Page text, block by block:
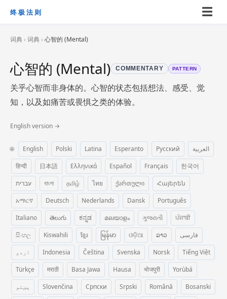
终极法则 ☰
词典 › 词典 › 心智的 (Mental)
心智的 (Mental) COMMENTARY PATTERN
关乎心智而非身体的。心智的状态包括想法、感受、觉
知，以及如痛苦或畏惧之类的体验。
English version →
🌐 English Polski Latina Esperanto Русский
العربية
हिन्दी
日本語 Ελληνικά Español Français
한국어
עברית
বাংলা தமிழ் ไทย ქართული
Հայերեն
አማርኛ
Deutsch Nederlands Dansk
Português
Italiano
తెలుగు ಕನ್ನಡ മലയാളം ગુજરાતી
ਪੰਜਾਬੀ
සිංහල
Kiswahili ខ្មែរ မြန်မာ ଓଡ଼ିଆ ລາວ
فارسی
اردو
Indonesia Čeština Svenska Norsk
Tiếng Việt
Türkçe
मराठी Basa Jawa Hausa भोजपुरी
Yorùbá
پښتو
Slovenčina Српски Srpski Română
Bosanski